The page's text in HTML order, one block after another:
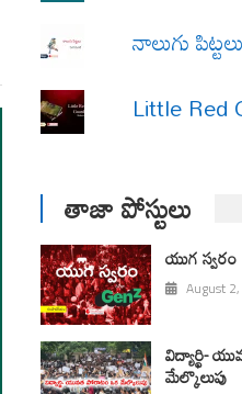
నాలుగు పిట్టలు
Little Red
తాజా పోస్టులు
యుగ స్వ‌రం
August
విద్యార్థి-
మేల్కొలుపు